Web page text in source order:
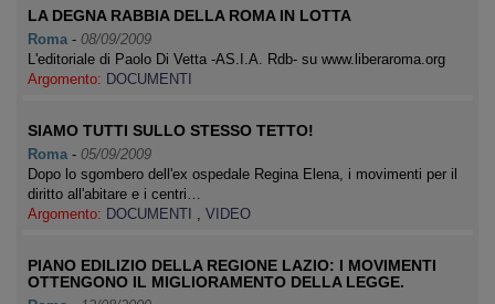
LA DEGNA RABBIA DELLA ROMA IN LOTTA
Roma - 08/09/2009
L'editoriale di Paolo Di Vetta -AS.I.A. Rdb- su www.liberaroma.org
Argomento: DOCUMENTI
SIAMO TUTTI SULLO STESSO TETTO!
Roma - 05/09/2009
Dopo lo sgombero dell'ex ospedale Regina Elena, i movimenti per il
diritto all'abitare e i centri…
Argomento: DOCUMENTI , VIDEO
PIANO EDILIZIO DELLA REGIONE LAZIO: I MOVIMENTI
OTTENGONO IL MIGLIORAMENTO DELLA LEGGE.